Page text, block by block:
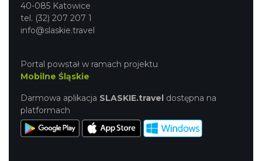
40-085 Katowice
tel. (32) 207 207 1
info@slaskie.travel
Portal powstał w ramach projektu
Mobilne Śląskie
Darmowa aplikacja SLASKIE.travel dostępna na
platformach